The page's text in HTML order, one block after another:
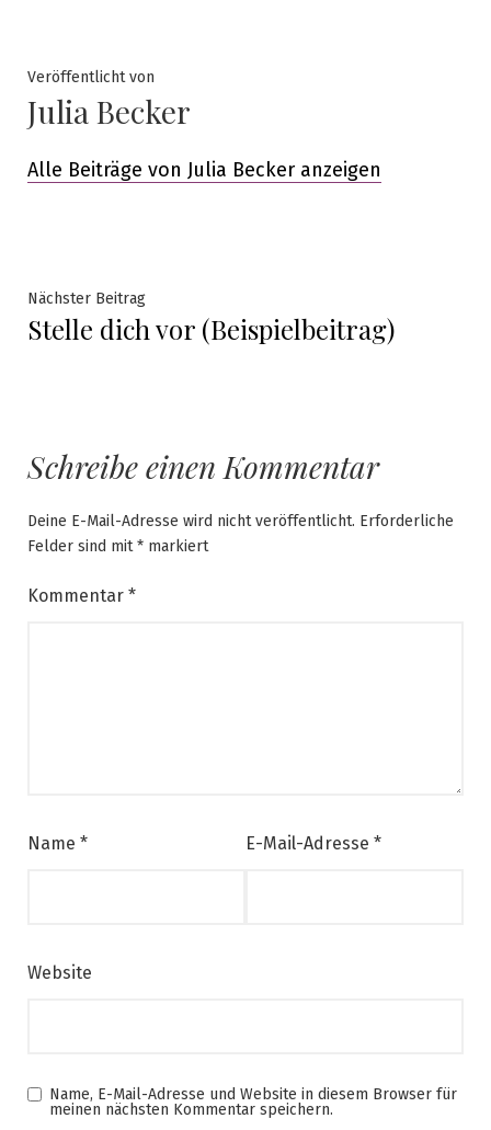
Veröffentlicht von
Julia Becker
Alle Beiträge von Julia Becker anzeigen
Beitragsnavigation
Nächster BeitragNächster
Beitrag:
Stelle dich vor (Beispielbeitrag)
Schreibe einen Kommentar
Deine E-Mail-Adresse wird nicht veröffentlicht. Erforderliche
Felder sind mit* markiert
Kommentar *
Name * E-Mail-Adresse *
Website
Name, E-Mail-Adresse und Website in diesem Browser für
meinen nächsten Kommentar speichern.